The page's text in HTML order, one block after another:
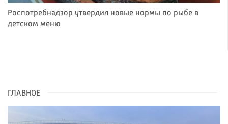
Роспотребнадзор утвердил новые нормы по рыбе в
детском меню
ГЛАВНОЕ